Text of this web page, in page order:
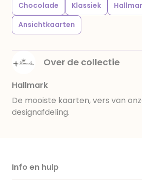
Chocolade Klassiek
Ansichtkaarten
Over de collectie
Hallmark
De mooiste kaarten, vers van
designafdeling.
Info en hulp